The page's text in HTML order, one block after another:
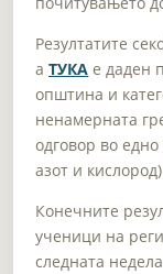
Резултатите
аТУКА е даден
општина и
ненамерната
одговор во
азот и
Конечните
ученици на
следната